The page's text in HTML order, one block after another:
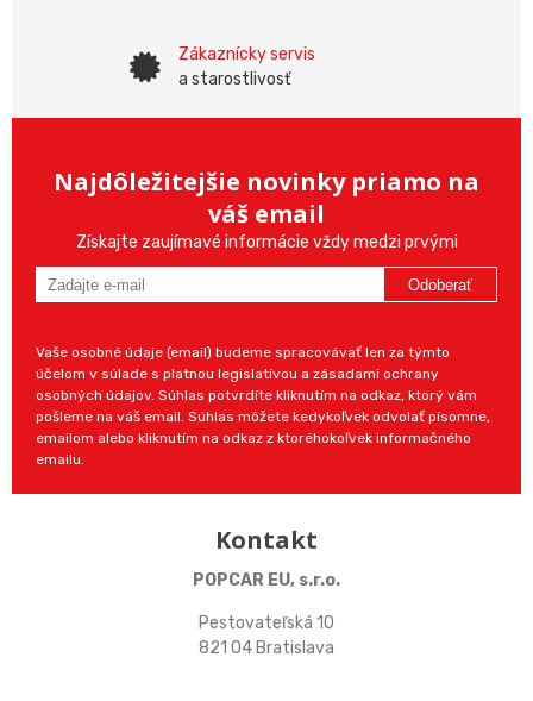
Zákaznícky servis
a starostlivosť
Najdôležitejšie novinky priamo na
váš email
Získajte zaujímavé informácie vždy medzi prvými
Odoberať
Vaše osobné údaje (email) budeme spracovávať len za týmto
účelom v súlade s platnou legislatívou a zásadami ochrany
osobných údajov. Súhlas potvrdíte kliknutím na odkaz, ktorý vám
pošleme na váš email. Súhlas môžete kedykoľvek odvolať písomne,
emailom alebo kliknutím na odkaz z ktoréhokoľvek informačného
emailu.
Kontakt
POPCAR EU, s.r.o.
Pestovateľská 10
821 04 Bratislava